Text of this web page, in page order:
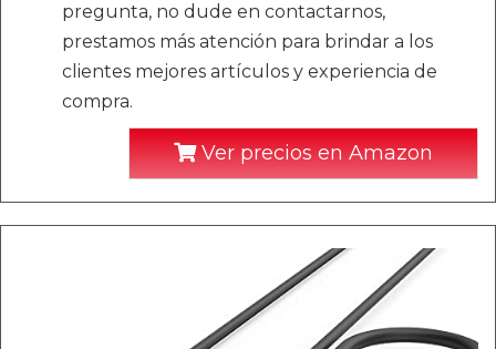
pregunta, no dude en contactarnos,
prestamos más atención para brindar a los
clientes mejores artículos y experiencia de
compra.
Ver precios en Amazon